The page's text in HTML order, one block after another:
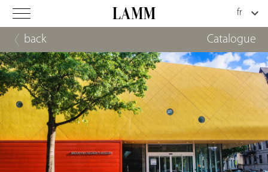
back Catalogue